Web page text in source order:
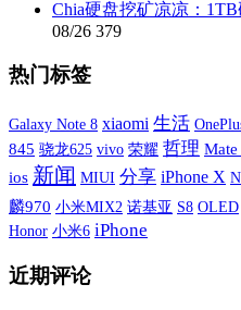
Chia硬盘挖矿凉凉：
08/26 379
热门标签
Galaxy Note 8 xiaomi 生活
845 骁龙625 vivo 荣耀 哲理 Mate
ios 新闻 MIUI 分享 iPhone X
麟970 小米MIX2 诺基亚 S8 OLED
Honor 小米6 iPhone
近期评论